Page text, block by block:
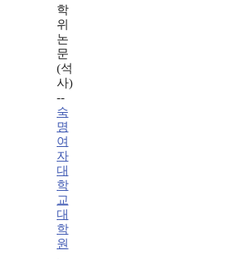
학
위
논
문
(석
사)
--
숙
명
여
자
대
학
교
대
학
원